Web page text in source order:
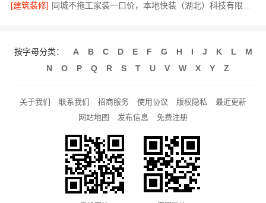
[建筑装修]
按字母分类： A B C D E F G H I J K L
M
N
O P Q R S T U V W X Y Z
关于我们 联系我们 招商服务 使用协议 版权隐私
最近更新
网站地图
发布信息 免费注册